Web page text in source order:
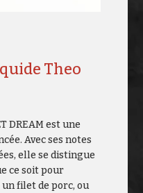
Theo
DREAM est une
Avec ses notes
elle se distingue
ce soit pour
filet de porc, ou